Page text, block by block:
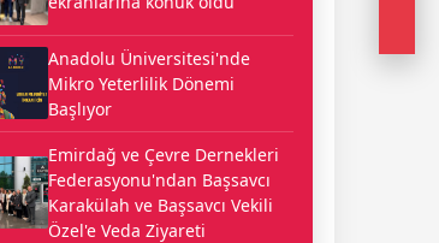
Anadolu Üniversitesi'nde
Mikro Yeterlilik Dönemi
Başlıyor
Emirdağ ve Çevre Dernekleri
Federasyonu'ndan Başsavcı
Karakülah ve Başsavcı Vekili
Özel'e Veda Ziyareti